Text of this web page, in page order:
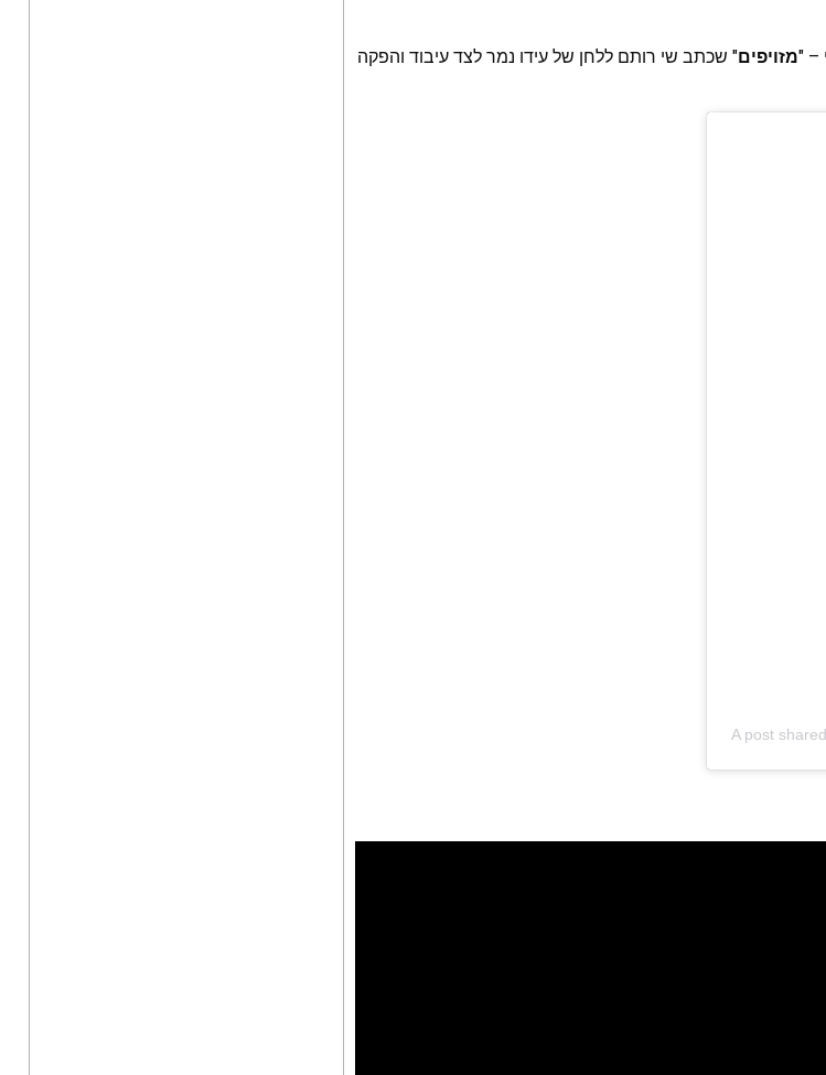
– "מזויפים" שכתב שי רותם ללחן של עידו נמר לצד עיבוד והפקה
A post